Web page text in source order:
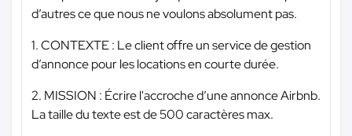
d’autres ce que nous ne voulons absolument pas.
1. CONTEXTE : Le client offre un service de gestion
d’annonce pour les locations en courte durée.
2. MISSION : Écrire l'accroche d’une annonce Airbnb.
La taille du texte est de 500 caractères max.